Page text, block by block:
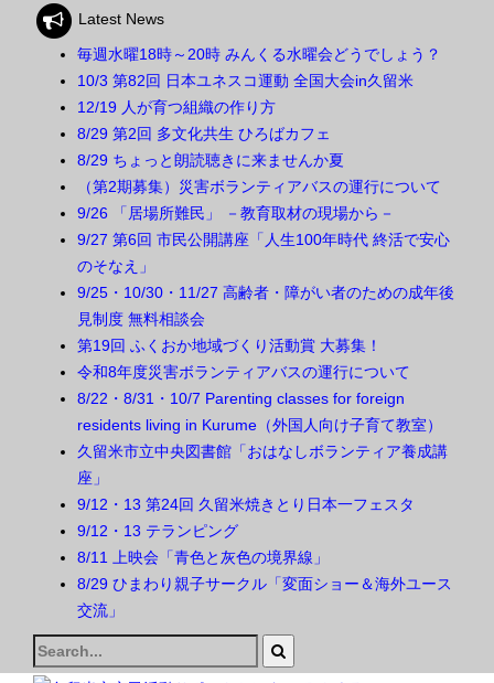
Latest News
毎週水曜18時～20時 みんくる水曜会どうでしょう？
10/3 第82回 日本ユネスコ運動 全国大会in久留米
12/19 人が育つ組織の作り方
8/29 第2回 多文化共生 ひろばカフェ
8/29 ちょっと朗読聴きに来ませんか夏
（第2期募集）災害ボランティアバスの運行について
9/26 「居場所難民」 －教育取材の現場から－
9/27 第6回 市民公開講座「人生100年時代 終活で安心
のそなえ」
9/25・10/30・11/27 高齢者・障がい者のための成年後
見制度 無料相談会
第19回 ふくおか地域づくり活動賞 大募集！
令和8年度災害ボランティアバスの運行について
8/22・8/31・10/7 Parenting classes for foreign
residents living in Kurume（外国人向け子育て教室）
久留米市立中央図書館「おはなしボランティア養成講
座」
9/12・13 第24回 久留米焼きとり日本一フェスタ
9/12・13 テランピング
8/11 上映会「青色と灰色の境界線」
8/29 ひまわり親子サークル「変面ショー＆海外ユース
交流」
Search
for: